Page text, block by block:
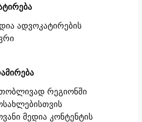
ადვოკატირების
რეგიონში
მედია კონტენტის